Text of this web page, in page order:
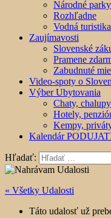
Národné parky
Rozhľadne
Vodná turistika
Zaujímavosti
Slovenské
Pramene
Zabudnuté
Video-spoty o
Výber Ubytovania
Chaty, chalupy
Hotely,
Kempy,
Kalendár
Hľadať:
« Všetky Udalosti
Táto udalosť už